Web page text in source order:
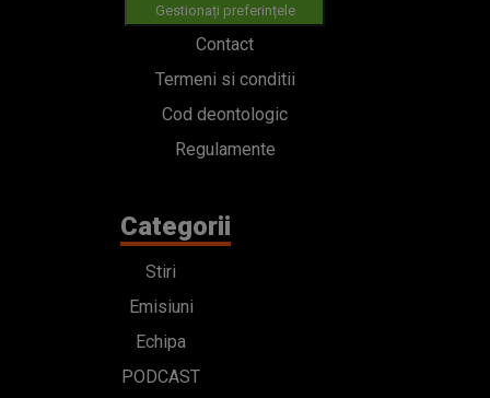
Gestionați preferințele
Contact
Termeni si conditii
Cod deontologic
Regulamente
Categorii
Stiri
Emisiuni
Echipa
PODCAST